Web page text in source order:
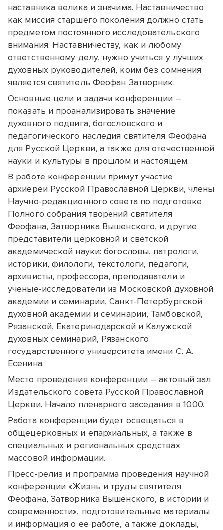
наставника велика и значима. Наставничество
как миссия старшего поколения должно стать
предметом постоянного исследовательского
внимания. Наставничеству, как и любому
ответственному делу, нужно учиться у лучших
духовных руководителей, коим без сомнения
является святитель Феофан Затворник.
Основные цели и задачи конференции –
показать и проанализировать значение
духовного подвига, богословского и
педагогического наследия святителя Феофана
для Русской Церкви, а также для отечественной
науки и культуры в прошлом и настоящем.
В работе конференции примут участие
архиереи Русской Православной Церкви, члены
Научно-редакционного совета по подготовке
Полного собрания творений святителя
Феофана, Затворника Вышенского, и другие
представители церковной и светской
академической науки: богословы, патрологи,
историки, филологи, текстологи, педагоги,
архивисты, профессора, преподаватели и
ученые-исследователи из Московской духовной
академии и семинарии, Санкт-Петербургской
духовной академии и семинарии, Тамбовской,
Рязанской, Екатеринодарской и Калужской
духовных семинарий, Рязанского
государственного университета имени С. А.
Есенина.
Место проведения конференции – актовый зал
Издательского совета Русской Православной
Церкви. Начало пленарного заседания в 10.00.
Работа конференции будет освещаться в
общецерковных и епархиальных, а также в
специальных и региональных средствах
массовой информации.
Пресс-релиз и программа проведения научной
конференции «Жизнь и труды святителя
Феофана, Затворника Вышенского, в истории и
современности», подготовительные материалы
и информация о ее работе, а также доклады,